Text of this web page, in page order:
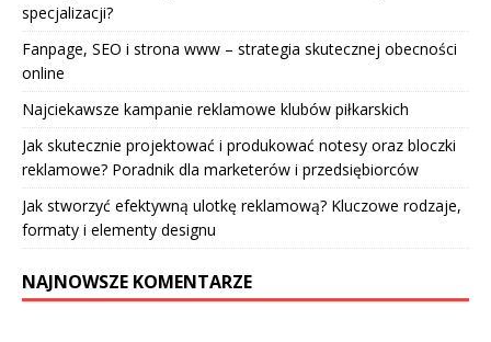
specjalizacji?
Fanpage, SEO i strona www – strategia skutecznej obecności
online
Najciekawsze kampanie reklamowe klubów piłkarskich
Jak skutecznie projektować i produkować notesy oraz bloczki
reklamowe? Poradnik dla marketerów i przedsiębiorców
Jak stworzyć efektywną ulotkę reklamową? Kluczowe rodzaje,
formaty i elementy designu
NAJNOWSZE KOMENTARZE